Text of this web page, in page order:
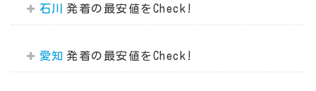
石川
愛知